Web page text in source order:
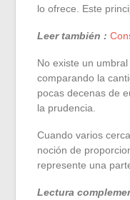
lo ofrece. Este
Leer también :
No existe un
comparando la
pocas decenas de
la prudencia.
Cuando varios
noción de
represente una
Lectura